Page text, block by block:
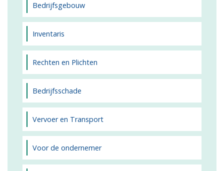
Bedrijfsgebouw
Inventaris
Rechten en Plichten
Bedrijfsschade
Vervoer en Transport
Voor de ondernemer